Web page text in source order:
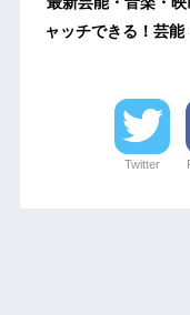
ャッチできる！芸
Twitter